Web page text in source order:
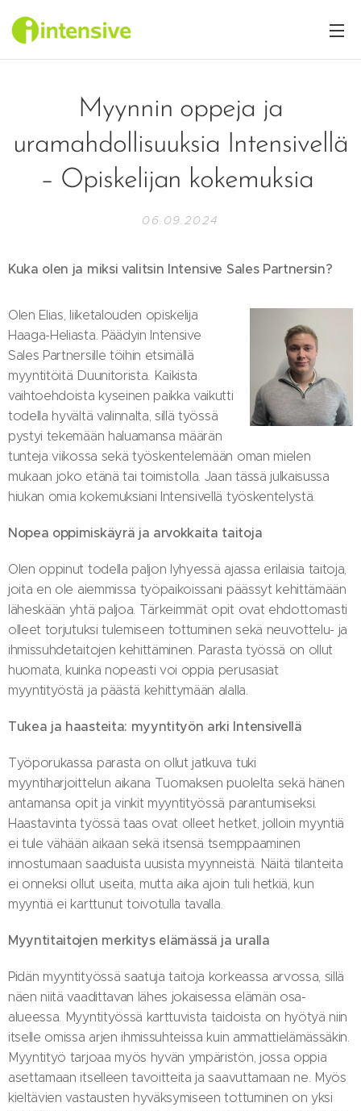
Myynnin oppeja ja
uramahdollisuuksia Intensivellä
– Opiskelijan kokemuksia
06.09.2024
Kuka olen ja miksi valitsin Intensive Sales Partnersin?
Olen Elias, liiketalouden opiskelija
Haaga-Heliasta. Päädyin Intensive
Sales Partnersille töihin etsimällä
myyntitöitä Duunitorista. Kaikista
vaihtoehdoista kyseinen paikka vaikutti
todella hyvältä valinnalta, sillä työssä
pystyi tekemään haluamansa määrän
tunteja viikossa sekä työskentelemään oman mielen
mukaan joko etänä tai toimistolla. Jaan tässä julkaisussa
hiukan omia kokemuksiani Intensivellä työskentelystä.
Nopea oppimiskäyrä ja arvokkaita taitoja
Olen oppinut todella paljon lyhyessä ajassa erilaisia taitoja,
joita en ole aiemmissa työpaikoissani päässyt kehittämään
läheskään yhtä paljoa. Tärkeimmät opit ovat ehdottomasti
olleet torjutuksi tulemiseen tottuminen sekä neuvottelu- ja
ihmissuhdetaitojen kehittäminen. Parasta työssä on ollut
huomata, kuinka nopeasti voi oppia perusasiat
myyntityöstä ja päästä kehittymään alalla.
Tukea ja haasteita: myyntityön arki Intensivellä
Työporukassa parasta on ollut jatkuva tuki
myyntiharjoittelun aikana Tuomaksen puolelta sekä hänen
antamansa opit ja vinkit myyntityössä parantumiseksi.
Haastavinta työssä taas ovat olleet hetket, jolloin myyntiä
ei tule vähään aikaan sekä itsensä tsemppaaminen
innostumaan saaduista uusista myynneistä. Näitä tilanteita
ei onneksi ollut useita, mutta aika ajoin tuli hetkiä, kun
myyntiä ei karttunut toivotulla tavalla.
Myyntitaitojen merkitys elämässä ja uralla
Pidän myyntityössä saatuja taitoja korkeassa arvossa, sillä
näen niitä vaadittavan lähes jokaisessa elämän osa-
alueessa. Myyntityössä karttuvista taidoista on hyötyä niin
itselle omissa arjen ihmissuhteissa kuin ammattielämässäkin.
Myyntityö tarjoaa myös hyvän ympäristön, jossa oppia
asettamaan itselleen tavoitteita ja saavuttamaan ne. Myös
kieltävien vastausten hyväksymiseen tottuminen on yksi